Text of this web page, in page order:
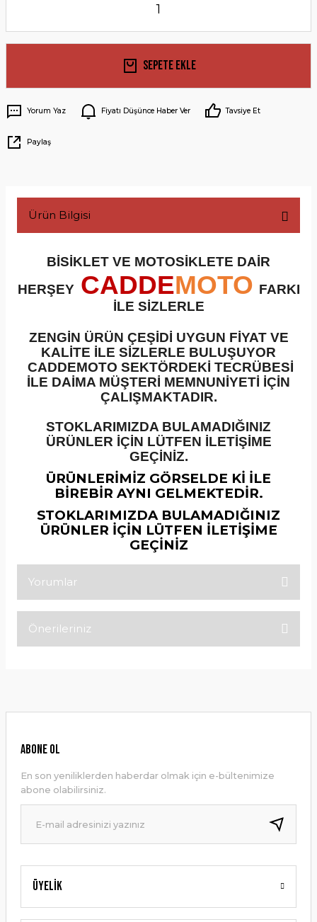
Sepete Ekle
Yorum Yaz Fiyatı Düşünce Haber Ver Tavsiye Et
Paylaş
Ürün Bilgisi
BİSİKLET VE MOTOSİKLETE DAİR
HERŞEY CADDEMOTO FARKI
İLE SİZLERLE
ZENGİN ÜRÜN ÇEŞİDİ UYGUN FİYAT VE
KALİTE İLE SİZLERLE BULUŞUYOR
CADDEMOTO SEKTÖRDEKİ TECRÜBESİ
İLE DAİMA MÜŞTERİ MEMNUNİYETİ İÇİN
ÇALIŞMAKTADIR.
STOKLARIMIZDA BULAMADIĞINIZ
ÜRÜNLER İÇİN LÜTFEN İLETİŞİME
GEÇİNİZ.
ÜRÜNLERİMİZ GÖRSELDE Kİ İLE
BİREBİR AYNI GELMEKTEDİR.
STOKLARIMIZDA BULAMADIĞINIZ
ÜRÜNLER İÇİN LÜTFEN İLETİŞİME
GEÇİNİZ
Yorumlar
Önerileriniz
Ürün resmi kalitesiz, bozuk veya görüntülenemiyor.
Ürün bilgilerinde hatalar bulunuyor.
Ürün fiyatı diğer sitelerden daha pahalı.
Bu ürüne benzer farklı alternatifler olmalı.
Gönder
Üyelik
ABONE OL
En son yeniliklerden haberdar olmak için e-bültenimize
abone olabilirsiniz.